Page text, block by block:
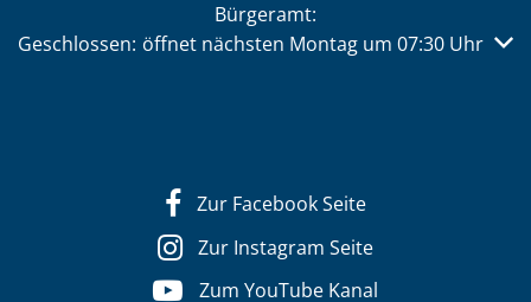
Bürgeramt:
Klicken, um weitere Öffnungs- oder Schließzeiten
Geschlossen: öffnet nächsten Montag um 07:30 Uhr
Zur Facebook Seite
Zur Instagram Seite
Zum YouTube Kanal